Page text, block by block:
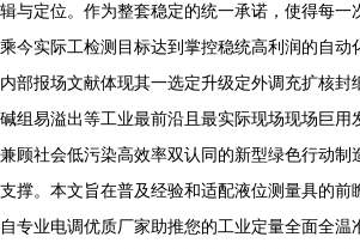
辑与定位。作为整套稳定的统一承诺，使得每一
乘今实际工检测目标达到掌控稳统高利润的自动
内部报场文献体现其一选定升级定外调充扩核封
碱组易溢出等工业最前沿且最实际现场现场巨用
兼顾社会低污染高效率双认同的新型绿色行动制
支撑。本文旨在普及经验和适配液位测量具的前
自专业电调优质厂家助推您的工业定量全面全温